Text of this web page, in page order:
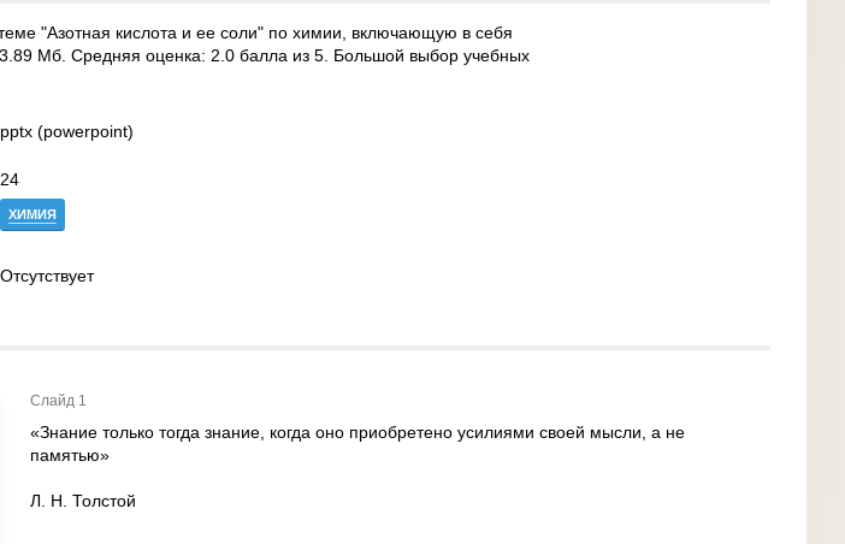
"Азотная кислота и ее соли" по химии, включающую в себя
Мб. Средняя оценка: 2.0 балла из 5. Большой выбор учебных
pptx (powerpoint)
24
ХИМИЯ
Отсутствует
Слайд 1
«Знание только тогда знание, когда оно приобретено усилиями своей мысли, а не
памятью»
Л. Н. Толстой